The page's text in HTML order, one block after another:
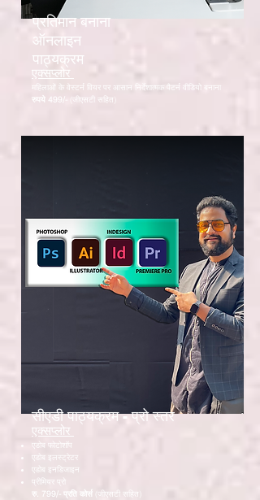
प्रतिमान बनाना
ऑनलाइन
पाठ्यक्रम
एक्सप्लोर
महिलाओं के वेस्टर्न वियर पर आसान निर्देशात्मक पैटर्न वीडियो बनाना
रुपये 499/-
(जीएसटी सहित)
सीएडी पाठ्यक्रम - प्रो स्तर
एक्सप्लोर
एडोब फोटोशॉप
एडोब इलस्ट्रेटर
एडोब इनडिजाइन
प्रीमियर प्रो
रु. 799/- प्रति कोर्स
(जीएसटी सहित)